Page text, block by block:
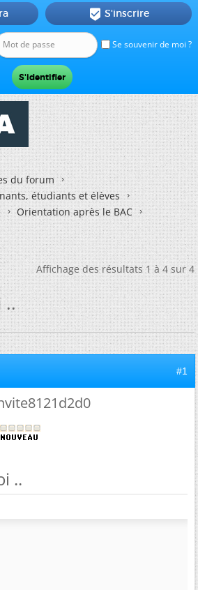
Se souvenir de moi ?
 S'inscrire
du forum
étudiants et élèves
Orientation après le BAC
Affichage des résultats 1 à 4 sur 4
..
#1
..